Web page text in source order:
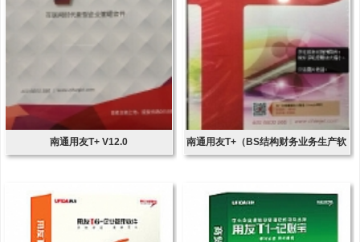
南通用友T+ V12.0 南通用友T+（BS结构财务业务生产软